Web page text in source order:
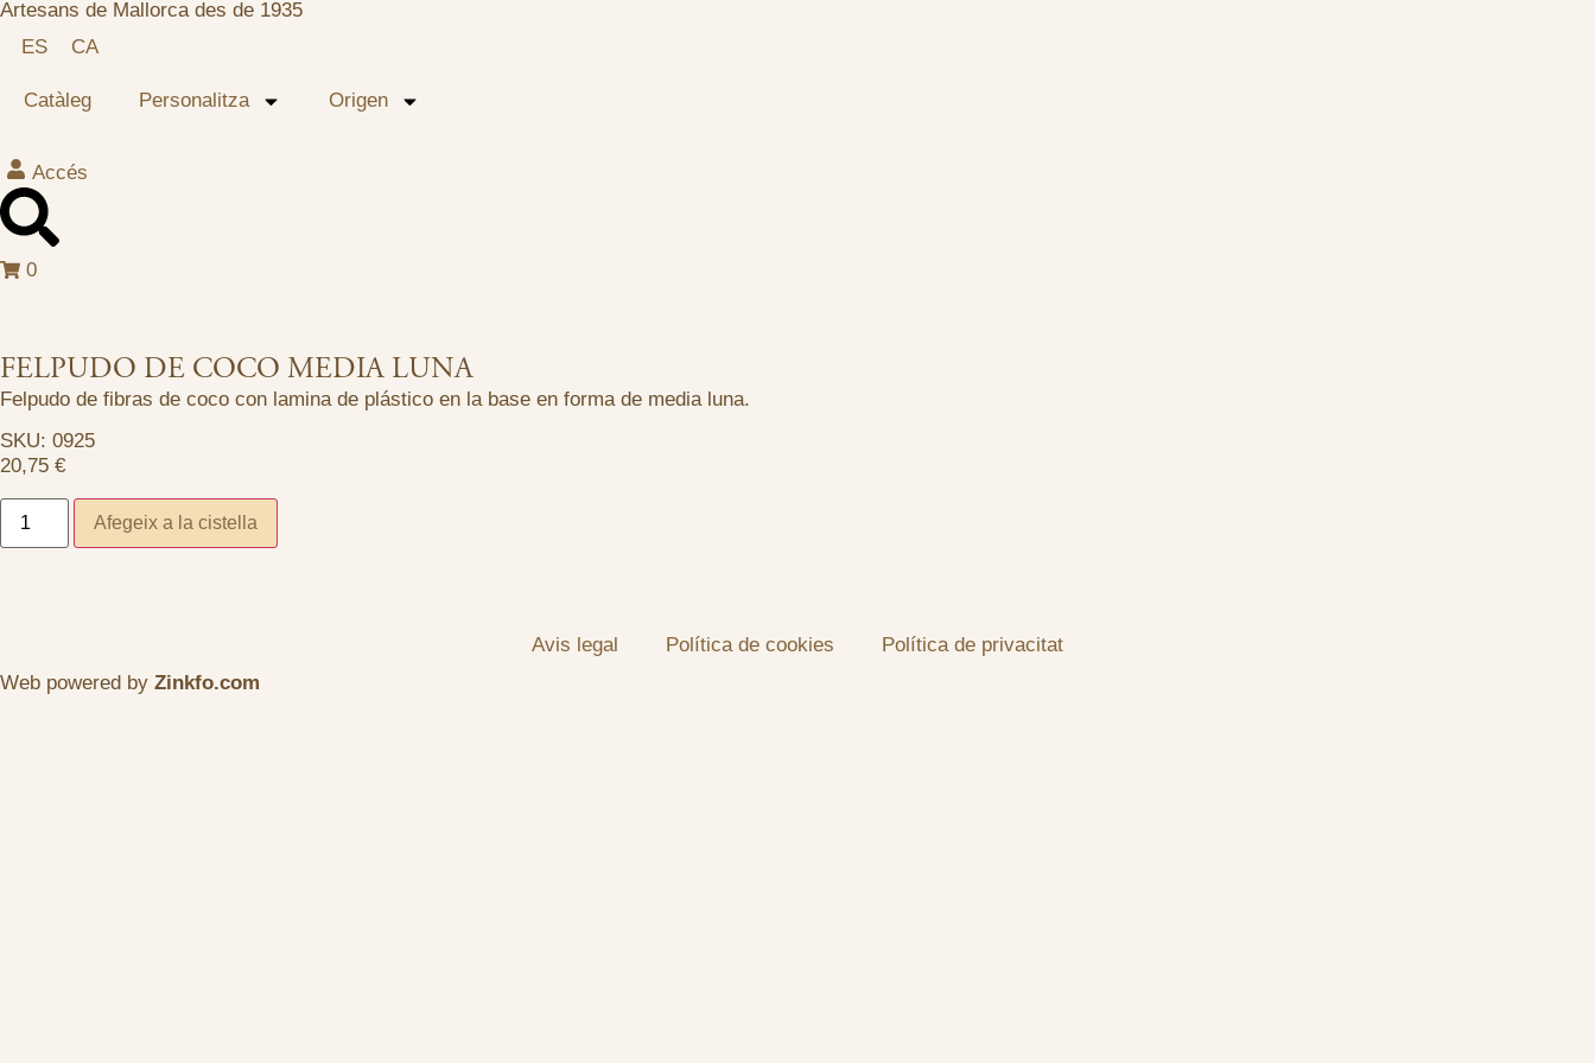
Artesans de Mallorca des de 1935
ES
CA
Catàleg Personalitza Origen
Accés
0
FELPUDO DE COCO MEDIA LUNA
Felpudo de fibras de coco con lamina de plástico en la base en forma de media luna.
SKU: 0925
20,75 €
Afegeix a la cistella
Avis legal Política de cookies
Política de privacitat
Web powered by Zinkfo.com